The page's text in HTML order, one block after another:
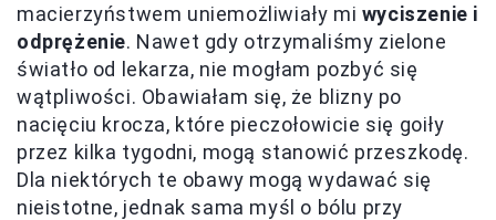
macierzyństwem uniemożliwiały mi wyciszenie i
odprężenie. Nawet gdy otrzymaliśmy zielone
światło od lekarza, nie mogłam pozbyć się
wątpliwości. Obawiałam się, że blizny po
nacięciu krocza, które pieczołowicie się goiły
przez kilka tygodni, mogą stanowić przeszkodę.
Dla niektórych te obawy mogą wydawać się
nieistotne, jednak sama myśl o bólu przy